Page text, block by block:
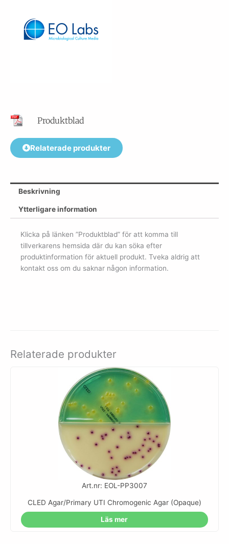
Produktblad
Relaterade produkter
Beskrivning
Ytterligare information
Klicka på länken ”Produktblad” för att komma till
tillverkarens hemsida där du kan söka efter
produktinformation för aktuell produkt. Tveka aldrig att
kontakt oss om du saknar någon information.
Relaterade produkter
Art.nr: EOL-PP3007
CLED Agar/Primary UTI Chromogenic Agar (Opaque)
Läs mer